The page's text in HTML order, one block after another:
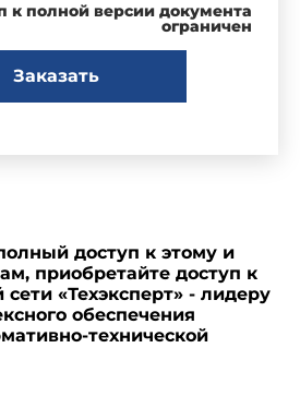
к полной версии документа
ограничен
Заказать
доступ к этому и
приобретайте доступ к
«Техэксперт» - лидеру
обеспечения
технической